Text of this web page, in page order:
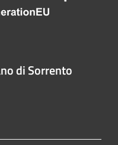
di Sorrento